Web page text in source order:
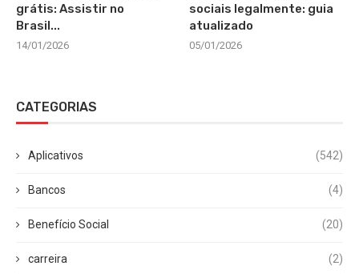
grátis: Assistir no
Brasil...
14/01/2026
sociais legalmente: guia
atualizado
05/01/2026
CATEGORIAS
Aplicativos (542)
Bancos (4)
Benefício Social (20)
carreira (2)